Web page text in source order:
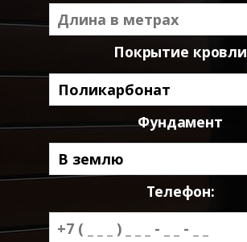
Покрытие кровли
Фундамент
Телефон: